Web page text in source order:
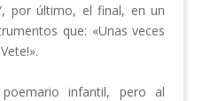
por último, el final, en un
que: «Unas veces
infantil, pero al